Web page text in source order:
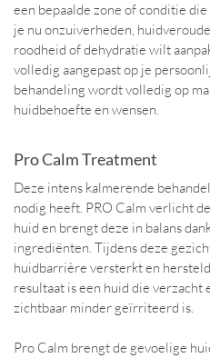
een bepaalde zone of conditie
je nu onzuiverheden,
roodheid of dehydratie wilt
volledig aangepast op je
behandeling wordt volledig op
huidbehoefte en wensen.
Pro Calm Treatment
Deze intens kalmerende
nodig heeft. PRO Calm verlicht
huid en brengt deze in balans
ingrediënten. Tijdens deze
huidbarrière versterkt en
resultaat is een huid die verzacht
zichtbaar minder geïrriteerd is.
Pro Calm brengt de gevoelige